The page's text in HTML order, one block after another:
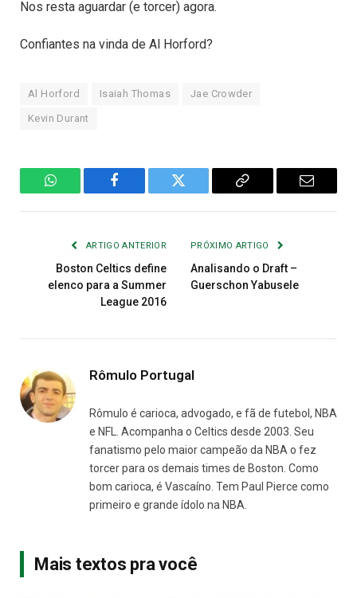
Nos resta aguardar (e torcer) agora.
Confiantes na vinda de Al Horford?
Al Horford Isaiah Thomas Jae Crowder
Kevin Durant
WhatsAppFacebook Twitter
Copiar
E-
ARTIGO ANTERIOR
Boston Celtics define
elenco para a Summer
League 2016
PRÓXIMO ARTIGO
Analisando o Draft –
Guerschon Yabusele
Rômulo Portugal
Rômulo é carioca, advogado, e fã de futebol, NBA
e NFL. Acompanha o Celtics desde 2003. Seu
fanatismo pelo maior campeão da NBA o fez
torcer para os demais times de Boston. Como
bom carioca, é Vascaíno. Tem Paul Pierce como
primeiro e grande ídolo na NBA.
Mais textos pra você